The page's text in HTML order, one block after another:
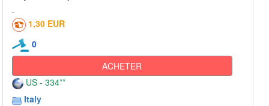
1,30 EUR
0
ACHETER
US - 334**
Italy